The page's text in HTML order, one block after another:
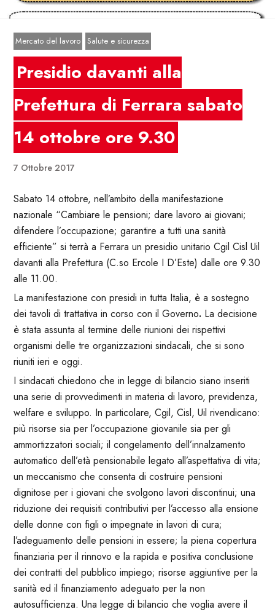
Mercato del lavoro Salute e sicurezza
Presidio davanti alla
Prefettura di Ferrara sabato
14 ottobre ore 9.30
7 Ottobre 2017
Sabato 14 ottobre, nell’ambito della manifestazione
nazionale “Cambiare le pensioni; dare lavoro ai giovani;
difendere l’occupazione; garantire a tutti una sanità
efficiente” si terrà a Ferrara un presidio unitario Cgil Cisl Uil
davanti alla Prefettura (C.so Ercole I D’Este) dalle ore 9.30
alle 11.00.
La manifestazione con presidi in tutta Italia, è a sostegno
dei tavoli di trattativa in corso con il Governo. La decisione
è stata assunta al termine delle riunioni dei rispettivi
organismi delle tre organizzazioni sindacali, che si sono
riuniti ieri e oggi.
I sindacati chiedono che in legge di bilancio siano inseriti
una serie di provvedimenti in materia di lavoro, previdenza,
welfare e sviluppo. In particolare, Cgil, Cisl, Uil rivendicano:
più risorse sia per l’occupazione giovanile sia per gli
ammortizzatori sociali; il congelamento dell’innalzamento
automatico dell’età pensionabile legato all’aspettativa di vita;
un meccanismo che consenta di costruire pensioni
dignitose per i giovani che svolgono lavori discontinui; una
riduzione dei requisiti contributivi per l’accesso alla ensione
delle donne con figli o impegnate in lavori di cura;
l’adeguamento delle pensioni in essere; la piena copertura
finanziaria per il rinnovo e la rapida e positiva conclusione
dei contratti del pubblico impiego; risorse aggiuntive per la
sanità ed il finanziamento adeguato per la non
autosufficienza. Una legge di bilancio che voglia avere il